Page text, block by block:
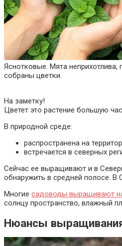
Яснотковые. Мята
собраны цветки.
На заметку!
Цветет это растение большую
В природной среде:
распространена на
встречается в северных
Сейчас ее выращивают и в
обнаружить в средней полосе. В
Многие садоводы выращивают
солнцу пространство, влажный
Нюансы